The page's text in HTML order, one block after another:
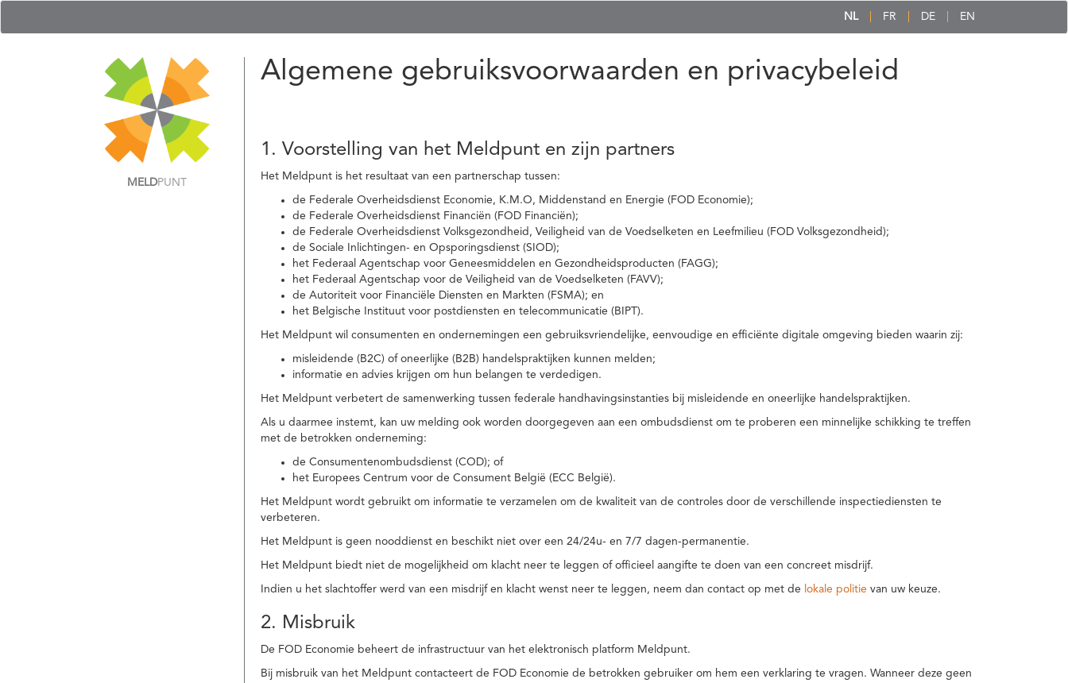
NL FR DE EN
MELDPUNT
Algemene gebruiksvoorwaarden en privacybeleid
1. Voorstelling van het Meldpunt en zijn partners
Het Meldpunt is het resultaat van een partnerschap tussen:
de Federale Overheidsdienst Economie, K.M.O, Middenstand en Energie (FOD Economie);
de Federale Overheidsdienst Financiën (FOD Financiën);
de Federale Overheidsdienst Volksgezondheid, Veiligheid van de Voedselketen en Leefmilieu (FOD Volksgezondheid);
de Sociale Inlichtingen- en Opsporingsdienst (SIOD);
het Federaal Agentschap voor Geneesmiddelen en Gezondheidsproducten (FAGG);
het Federaal Agentschap voor de Veiligheid van de Voedselketen (FAVV);
de Autoriteit voor Financiële Diensten en Markten (FSMA); en
het Belgische Instituut voor postdiensten en telecommunicatie (BIPT).
Het Meldpunt wil consumenten en ondernemingen een gebruiksvriendelijke, eenvoudige en efficiënte digitale omgeving bieden waarin zij:
misleidende (B2C) of oneerlijke (B2B) handelspraktijken kunnen melden;
informatie en advies krijgen om hun belangen te verdedigen.
Het Meldpunt verbetert de samenwerking tussen federale handhavingsinstanties bij misleidende en oneerlijke handelspraktijken.
Als u daarmee instemt, kan uw melding ook worden doorgegeven aan een ombudsdienst om te proberen een minnelijke schikking te treffen
met de betrokken onderneming:
de Consumentenombudsdienst (COD); of
het Europees Centrum voor de Consument België (ECC België).
Het Meldpunt wordt gebruikt om informatie te verzamelen om de kwaliteit van de controles door de verschillende inspectiediensten te
verbeteren.
Het Meldpunt is geen nooddienst en beschikt niet over een 24/24u- en 7/7 dagen-permanentie.
Het Meldpunt biedt niet de mogelijkheid om klacht neer te leggen of officieel aangifte te doen van een concreet misdrijf.
Indien u het slachtoffer werd van een misdrijf en klacht wenst neer te leggen, neem dan contact op met de lokale politie van uw keuze.
2. Misbruik
De FOD Economie beheert de infrastructuur van het elektronisch platform Meldpunt.
Bij misbruik van het Meldpunt contacteert de FOD Economie de betrokken gebruiker om hem een verklaring te vragen. Wanneer deze geen